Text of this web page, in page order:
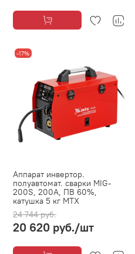
-17%
Аппарат инвертор.
полуавтомат. cварки MIG-
200S, 200A, ПВ 60%,
катушка 5 кг MTX
24 744 руб.
20 620 руб./шт